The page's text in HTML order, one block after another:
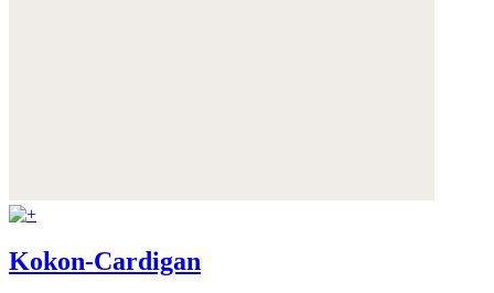
Kokon-Cardigan